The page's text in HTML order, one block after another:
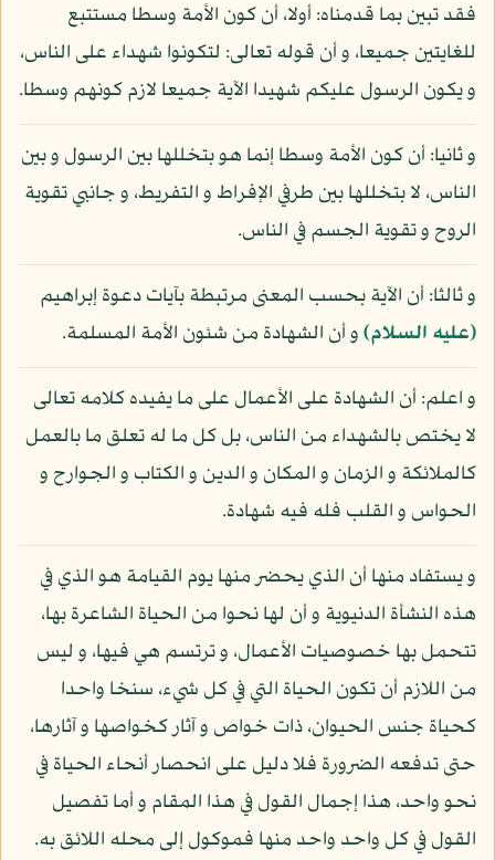
فقد تبين بما قدمناه: أولا، أن كون الأمة وسطا مستتبع
للغايتين جميعا، و أن قوله تعالى: لتكونوا شهداء على الناس،
و يكون الرسول عليكم شهيدا الآية جميعا لازم كونهم وسطا.
و ثانيا: أن كون الأمة وسطا إنما هو بتخللها بين الرسول و بين
الناس، لا بتخللها بين طرفي الإفراط و التفريط، و جانبي تقوية
الروح و تقوية الجسم في الناس.
و ثالثا: أن الآية بحسب المعنى مرتبطة بآيات دعوة إبراهيم
(عليه السلام)و أن الشهادة من شئون الأمة المسلمة.
و اعلم: أن الشهادة على الأعمال على ما يفيده كلامه تعالى
لا يختص بالشهداء من الناس، بل كل ما له تعلق ما بالعمل
كالملائكة و الزمان و المكان و الدين و الكتاب و الجوارح و
الحواس و القلب فله فيه شهادة.
و يستفاد منها أن الذي يحضر منها يوم القيامة هو الذي في
هذه النشأة الدنيوية و أن لها نحوا من الحياة الشاعرة بها،
تتحمل بها خصوصيات الأعمال، و ترتسم هي فيها، و ليس
من اللازم أن تكون الحياة التي في كل شيء، سنخا واحدا
كحياة جنس الحيوان، ذات خواص و آثار كخواصها و آثارها،
حتى تدفعه الضرورة فلا دليل على انحصار أنحاء الحياة في
نحو واحد، هذا إجمال القول في هذا المقام و أما تفصيل
القول في كل واحد واحد منها فموكول إلى محله اللائق به.